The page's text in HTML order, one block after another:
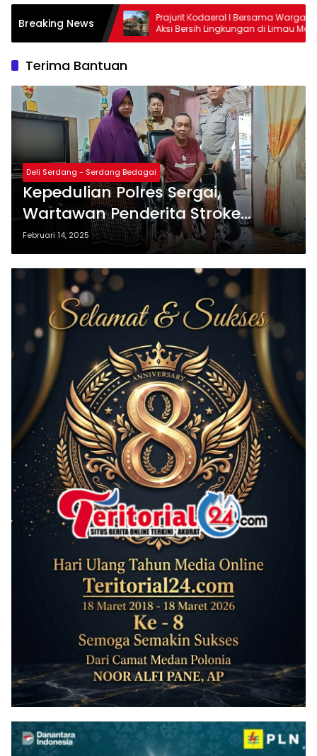
Breaking News
Prajurit Kodaeral I Bersama Warga Gelar
Aksi Bersih Lingkungan di Limau Manis
Milad Ke-
Duafa,
Terima Bantuan
Deli Serdang - Serdang Bedagai
Kepedulian Polres Sergai,
Wartawan Penderita Stroke
Terima Bantuan Kursi Roda dan
Sembako
Februari 14, 2025